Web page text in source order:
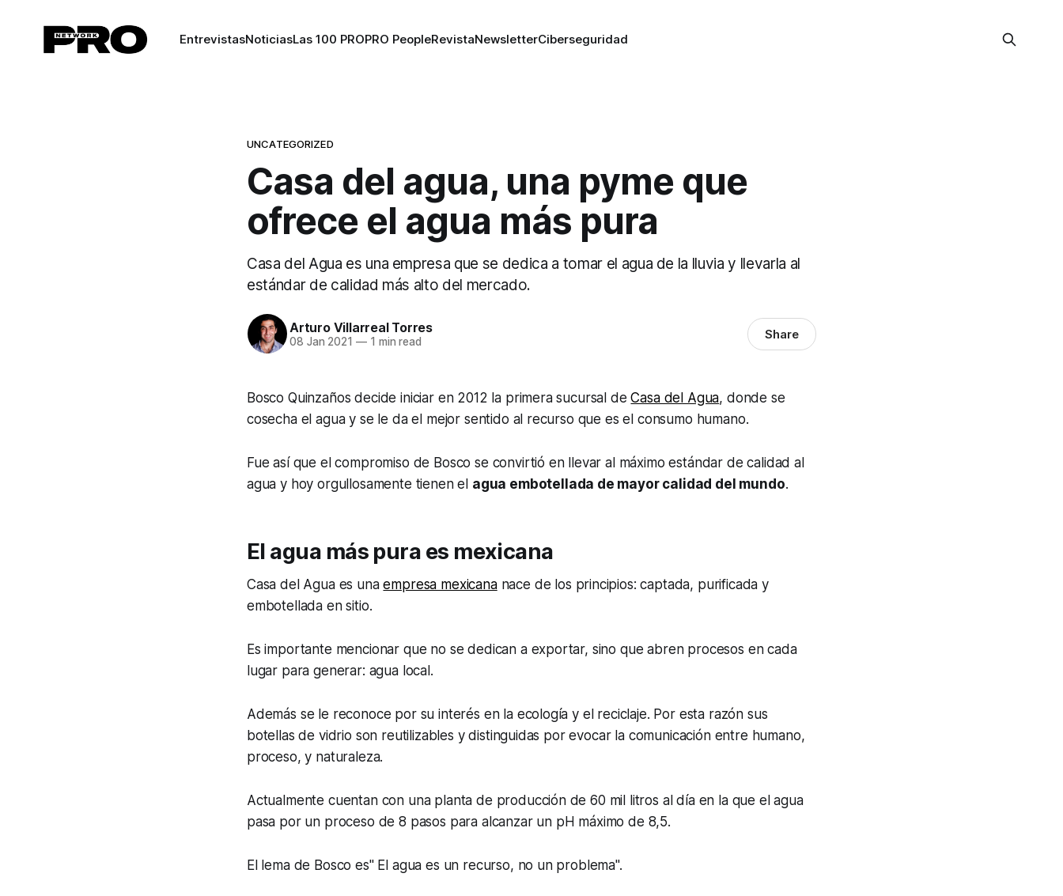
EntrevistasNoticiasLas 100 PROPRO PeopleRevistaNewsletterCiberseguridad
UNCATEGORIZED
Casa del agua, una pyme que
ofrece el agua más pura
Casa del Agua es una empresa que se dedica a tomar el agua de la lluvia y llevarla al
estándar de calidad más alto del mercado.
Arturo Villarreal Torres
08 Jan 2021 —1 min read Share
Bosco Quinzaños decide iniciar en 2012 la primera sucursal deCasa del Agua, donde se
cosecha el agua y se le da el mejor sentido al recurso que es el consumo humano.
Fue así que el compromiso de Bosco se convirtió en llevar al máximo estándar de calidad al
agua y hoy orgullosamente tienen el agua embotellada de mayor calidad del mundo.
El agua más pura es mexicana
Casa del Agua es unaempresa mexicananace de los principios: captada, purificada y
embotellada en sitio.
Es importante mencionar que no se dedican a exportar, sino que abren procesos en cada
lugar para generar: agua local.
Además se le reconoce por su interés en la ecología y el reciclaje. Por esta razón sus
botellas de vidrio son reutilizables y distinguidas por evocar la comunicación entre humano,
proceso, y naturaleza.
Actualmente cuentan con una planta de producción de 60 mil litros al día en la que el agua
pasa por un proceso de 8 pasos para alcanzar un pH máximo de 8,5.
El lema de Bosco es" El agua es un recurso, no un problema".